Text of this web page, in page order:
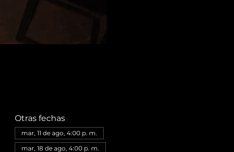
Otras fechas
mar, 11 de ago, 4:00 p. m.
mar, 18 de ago, 4:00 p. m.